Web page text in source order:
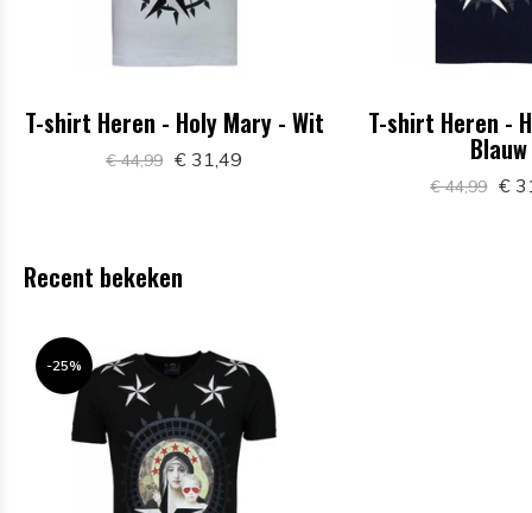
T-shirt Heren - Holy Mary - Wit
€ 44,99 € 31,49
T-shirt Heren -
Blauw
€ 44,99 €
Recent bekeken
-25%